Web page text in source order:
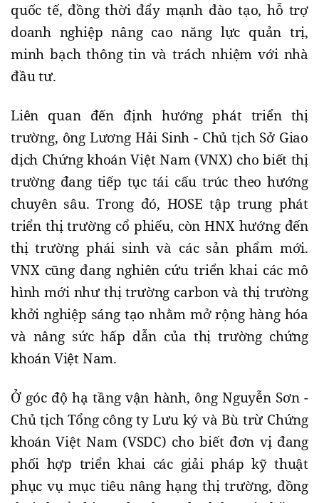
quốc tế, đồng thời đẩy mạnh đào tạo, hỗ trợ
doanh nghiệp nâng cao năng lực quản trị,
minh bạch thông tin và trách nhiệm với nhà
đầu tư.
Liên quan đến định hướng phát triển thị
trường, ông Lương Hải Sinh - Chủ tịch Sở Giao
dịch Chứng khoán Việt Nam (VNX) cho biết thị
trường đang tiếp tục tái cấu trúc theo hướng
chuyên sâu. Trong đó, HOSE tập trung phát
triển thị trường cổ phiếu, còn HNX hướng đến
thị trường phái sinh và các sản phẩm mới.
VNX cũng đang nghiên cứu triển khai các mô
hình mới như thị trường carbon và thị trường
khởi nghiệp sáng tạo nhằm mở rộng hàng hóa
và nâng sức hấp dẫn của thị trường chứng
khoán Việt Nam.
Ở góc độ hạ tầng vận hành, ông Nguyễn Sơn -
Chủ tịch Tổng công ty Lưu ký và Bù trừ Chứng
khoán Việt Nam (VSDC) cho biết đơn vị đang
phối hợp triển khai các giải pháp kỹ thuật
phục vụ mục tiêu nâng hạng thị trường, đồng